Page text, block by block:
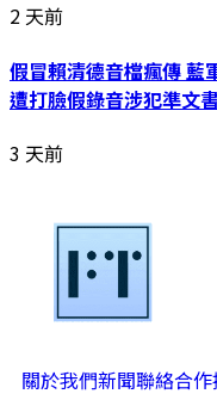
2 天前
假冒賴清德音檔瘋傳 藍
遭打臉假錄音涉犯準文
3 天前
關於我們新聞聯絡合